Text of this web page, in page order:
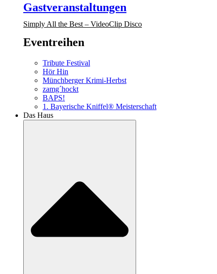
Gastveranstaltungen
Simply All the Best – VideoClip Disco
Eventreihen
Tribute Festival
Hör Hin
Münchberger Krimi-Herbst
zamg´hockt
BAPS!
1. Bayerische Kniffel® Meisterschaft
Das Haus